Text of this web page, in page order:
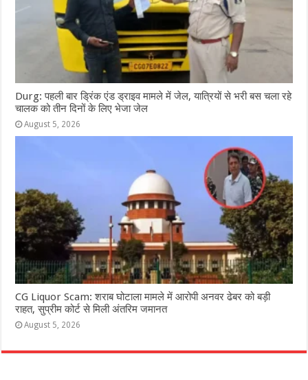
Durg: पहली बार ड्रिंक एंड ड्राइव मामले में जेल, यात्रियों से भरी बस चला रहे
चालक को तीन दिनों के लिए भेजा जेल
August 5, 2026
CG Liquor Scam: शराब घोटाला मामले में आरोपी अनवर ढेबर को बड़ी
राहत, सुप्रीम कोर्ट से मिली अंतरिम जमानत
August 5, 2026